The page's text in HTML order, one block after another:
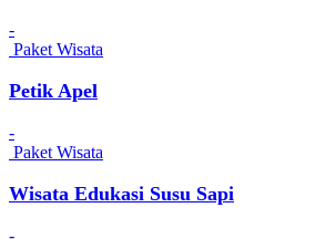
-
Paket Wisata
Petik Apel
-
Paket Wisata
Wisata Edukasi Susu Sapi
-